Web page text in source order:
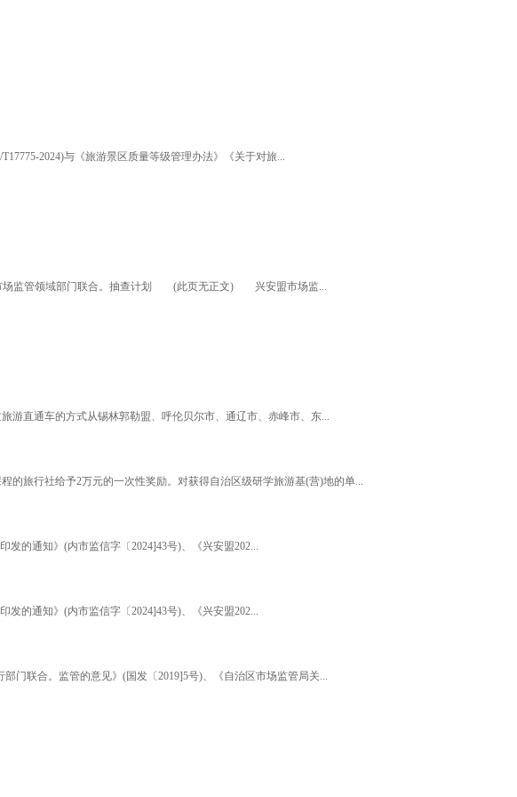
2024)与《旅游景区质量等级管理办法》《关于对旅...
市场监管领域部门联合。抽查计划 (此页无正文) 兴安盟市场监...
直通车的方式从锡林郭勒盟、呼伦贝尔市、通辽市、赤峰市、东...
行社给予2万元的一次性奖励。对获得自治区级研学旅游基(营)地的单...
的通知》(内市监信字〔2024]43号)、《兴安盟202...
的通知》(内市监信字〔2024]43号)、《兴安盟202...
联合。监管的意见》(国发〔2019]5号)、《自治区市场监管局关...